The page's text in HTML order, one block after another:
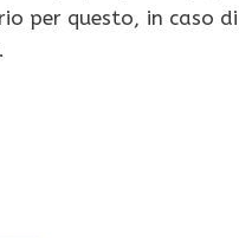
per questo, in caso di